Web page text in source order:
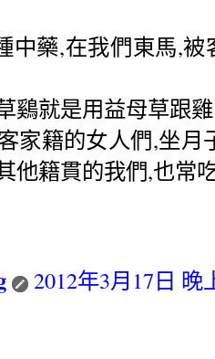
中藥,在我們東馬,
鷄就是用益母草跟
家籍的女人們,坐月
他籍貫的我們,也常
2012年3月17日 晚